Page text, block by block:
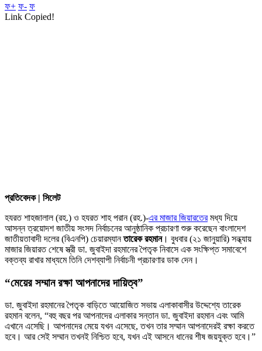
ফ+ ফ- ফ
Link Copied!
প্রতিবেদক | সিলেট
হযরত শাহজালাল (রহ.) ও হযরত শাহ পরান (রহ.)-এর মাজার জিয়ারতেরমধ্য দিয়ে
আসন্ন ত্রয়োদশ জাতীয় সংসদ নির্বাচনের আনুষ্ঠানিক প্রচারণা শুরু করেছেন বাংলাদেশ
জাতীয়তাবাদী দলের (বিএনপি) চেয়ারম্যানতারেক রহমান। বুধবার (২১ জানুয়ারি) সন্ধ্যায়
মাজার জিয়ারত শেষে স্ত্রী ডা. জুবাইদা রহমানের পৈতৃক নিবাসে এক সংক্ষিপ্ত সমাবেশে
বক্তব্য রাখার মাধ্যমে তিনি দেশব্যাপী নির্বাচনী প্রচারণার ডাক দেন।
“মেয়ের সম্মান রক্ষা আপনাদের দায়িত্ব”
ডা. জুবাইদা রহমানের পৈতৃক বাড়িতে আয়োজিত সভায় এলাকাবাসীর উদ্দেশ্যে তারেক
রহমান বলেন, “বহু বছর পর আপনাদের এলাকার সন্তান ডা. জুবাইদা রহমান এবং আমি
এখানে এসেছি। আপনাদের মেয়ে যখন এসেছে, তখন তার সম্মান আপনাদেরই রক্ষা করতে
হবে। আর সেই সম্মান তখনই নিশ্চিত হবে, যখন এই আসনে ধানের শীষ জয়যুক্ত হবে।”